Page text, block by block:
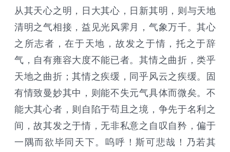
从其天心之明，日大其心，日新其明，则与天地
清明之气相接，益见光风霁月，气象万千。其心
之所志者，在于天地，故发之于情，托之于辞
气，自有雍容大度不能已者。其情之曲折，类乎
天地之曲折；其情之疾缓，同乎风云之疾缓。固
有情致曼妙其中，则能不失元气具体而微矣。不
能大其心者，则自陷于苟且之境，争先于名利之
间，故其发之于情，无非私意之自叹自矜，偏于
一隅而欲毕同天下。呜呼！斯可悲哉！乃若其